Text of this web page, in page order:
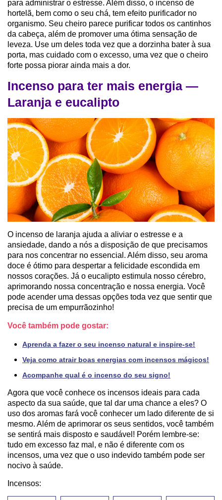
para administrar o estresse. Além disso, o incenso de
hortelã, bem como o seu chá, tem efeito purificador no
organismo. Seu cheiro parece purificar todos os cantinhos
da cabeça, além de promover uma ótima sensação de
leveza. Use um deles toda vez que a dorzinha bater à sua
porta, mas cuidado com o excesso, uma vez que o cheiro
forte possa piorar ainda mais a dor.
Incenso para ter mais energia —
Laranja e eucalipto
O incenso de laranja ajuda a aliviar o estresse e a
ansiedade, dando a nós a disposição de que precisamos
para nos concentrar no essencial. Além disso, seu aroma
doce é ótimo para despertar a felicidade escondida em
nossos corações. Já o eucalipto estimula nosso cérebro,
aprimorando nossa concentração e nossa energia. Você
pode acender uma dessas opções toda vez que sentir que
precisa de um empurrãozinho!
Você também pode gostar:
Aprenda a fazer o seu incenso natural e inspire-se!
Veja como atrair boas energias com incensos mágicos!
Acompanhe qual é o incenso do seu signo!
Agora que você conhece os incensos ideais para cada
aspecto da sua saúde, que tal dar uma chance a eles? O
uso dos aromas fará você conhecer um lado diferente de si
mesmo. Além de aprimorar os seus sentidos, você também
se sentirá mais disposto e saudável! Porém lembre-se:
tudo em excesso faz mal, e não é diferente com os
incensos, uma vez que o uso indevido também pode ser
nocivo à saúde.
Incensos: